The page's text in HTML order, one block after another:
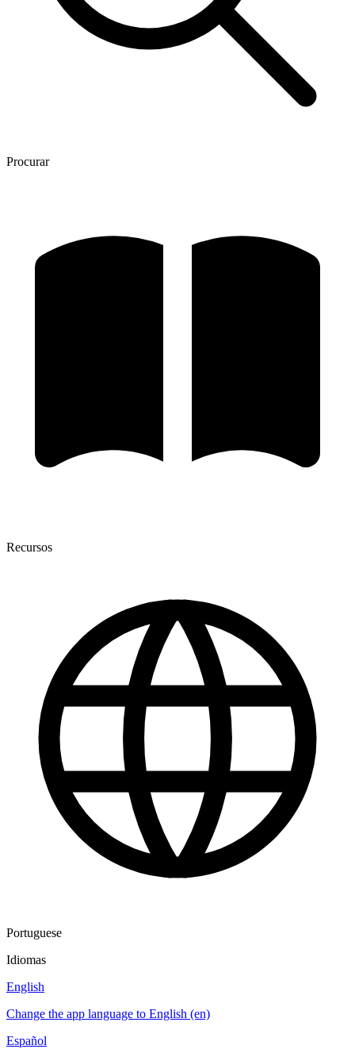
Procurar
Recursos
Portuguese
Idiomas
English
Change the app language to English (en)
Español